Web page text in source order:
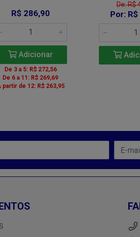
R$ 286,90
Adicionar
De 3 a 5: R$ 272,56
De 6 a 11: R$ 269,69
partir de 12: R$ 263,95
De: R$
Por: